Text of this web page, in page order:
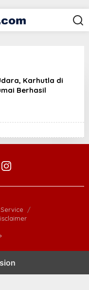
Karhutla di
Berhasil